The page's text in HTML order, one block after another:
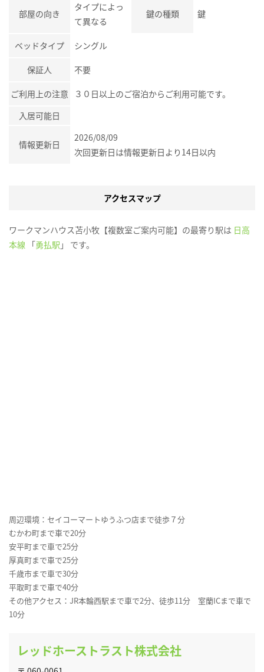
部屋の向き
タイプによっ
て異なる
鍵の種類 鍵
ベッドタイプ シングル
保証人 不要
ご利用上の注意
３０日以上のご宿泊からご利用可能です。
入居可能日
情報更新日
2026/08/09
次回更新日は情報更新日より14日以内
アクセスマップ
ワークマンハウス苫小牧【複数室ご案内可能】の最寄り駅は 日高
本線 「勇払駅 」 です。
周辺環境：セイコーマートゆうふつ店まで徒歩７分
むかわ町まで車で20分
安平町まで車で25分
厚真町まで車で25分
千歳市まで車で30分
平取町まで車で40分
その他アクセス：JR本輪西駅まで車で2分、徒歩11分 室蘭ICまで車で
10分
レッドホーストラスト株式会社